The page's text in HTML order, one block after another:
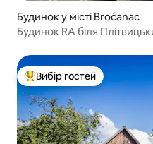
Будинок у місті Broćanac
Будинок RA біля
Топ вибір гостей
Вибір гостей